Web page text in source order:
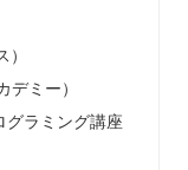
）
デミー）
グラミング講座